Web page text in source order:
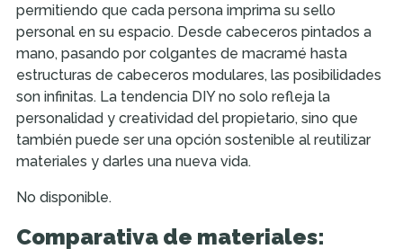
permitiendo que cada persona imprima su sello
personal en su espacio. Desde cabeceros pintados a
mano, pasando por colgantes de macramé hasta
estructuras de cabeceros modulares, las posibilidades
son infinitas. La tendencia DIY no solo refleja la
personalidad y creatividad del propietario, sino que
también puede ser una opción sostenible al reutilizar
materiales y darles una nueva vida.
No disponible.
Comparativa de materiales: